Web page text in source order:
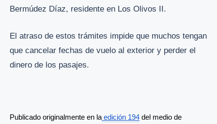
Bermúdez Díaz, residente en Los Olivos II.
El atraso de estos trámites impide que muchos tengan
que cancelar fechas de vuelo al exterior y perder el
dinero de los pasajes.
Publicado originalmente en la edición 194 del medio de